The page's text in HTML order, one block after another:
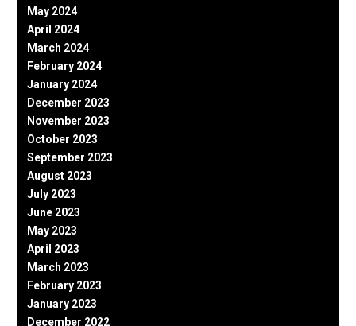
May 2024
April 2024
March 2024
February 2024
January 2024
December 2023
November 2023
October 2023
September 2023
August 2023
July 2023
June 2023
May 2023
April 2023
March 2023
February 2023
January 2023
December 2022